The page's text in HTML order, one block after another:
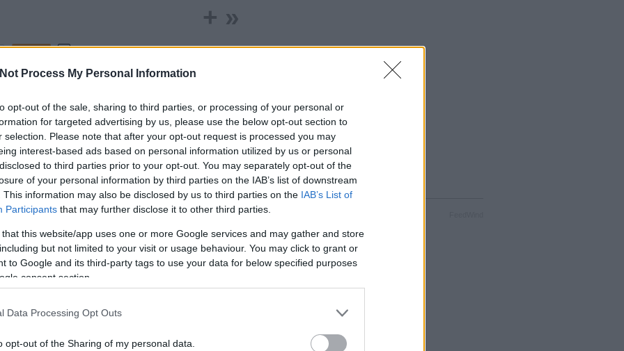
Process My Personal Information
opt-out of the sale, sharing to third parties, or processing of your personal or
for targeted advertising by us, please use the below opt-out section to
selection. Please note that after your opt-out request is processed you may
interest-based ads based on personal information utilized by us or personal
to third parties prior to your opt-out. You may separately opt-out of the
of your personal information by third parties on the IAB’s list of downstream
This information may also be disclosed by us to third parties on the IAB’s List of
Participants that may further disclose it to other third parties.
that this website/app uses one or more Google services and may gather and store
but not limited to your visit or usage behaviour. You may click to grant or
to Google and its third-party tags to use your data for below specified purposes
consent section.
Data Processing Opt Outs
opt-out of the Sharing of my personal data.
+ »
Tetszik
Editor's Hell